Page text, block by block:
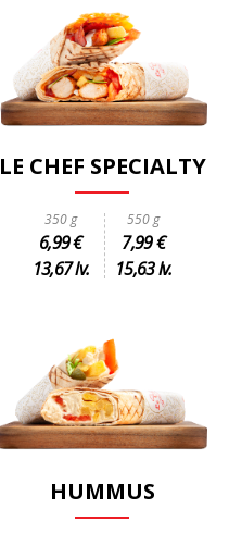
LE CHEF SPECIALTY
350 g
6,99 €
13,67 lv.
550 g
7,99 €
15,63 lv.
HUMMUS